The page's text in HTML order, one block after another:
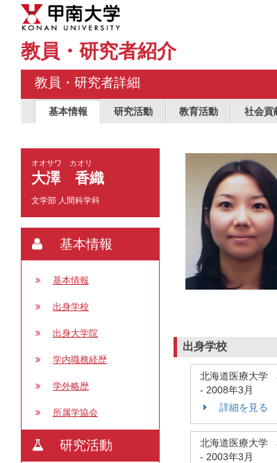
教員・研究者紹介
教員・研究者詳細
基本情報 研究活動 教育活動 社会貢
オオサワ カオリ
大澤 香織
文学部 人間科学科
基本情報
基本情報
出身学校
出身大学院
学内職務経歴
学外略歴
所属学協会
研究活動
出身学校
北海道医療大学
- 2008年3月
詳細を見る
北海道医療大学
- 2003年3月